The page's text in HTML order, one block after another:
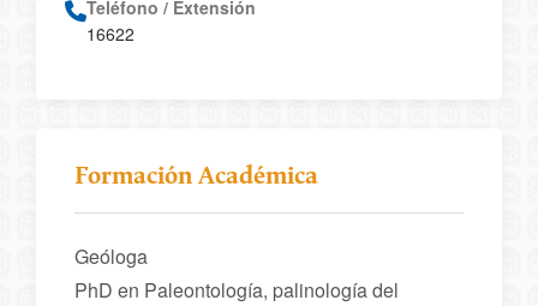
Teléfono / Extensión
16622
Formación Académica
Geóloga
PhD en Paleontología, palinología del